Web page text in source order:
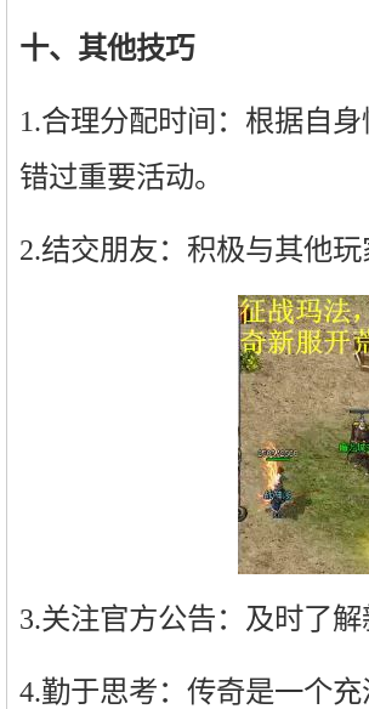
十、其他技巧
1.合理分配时间：根据自
错过重要活动。
2.结交朋友：积极与其他
3.关注官方公告：及时了
4.勤于思考：传奇是一个